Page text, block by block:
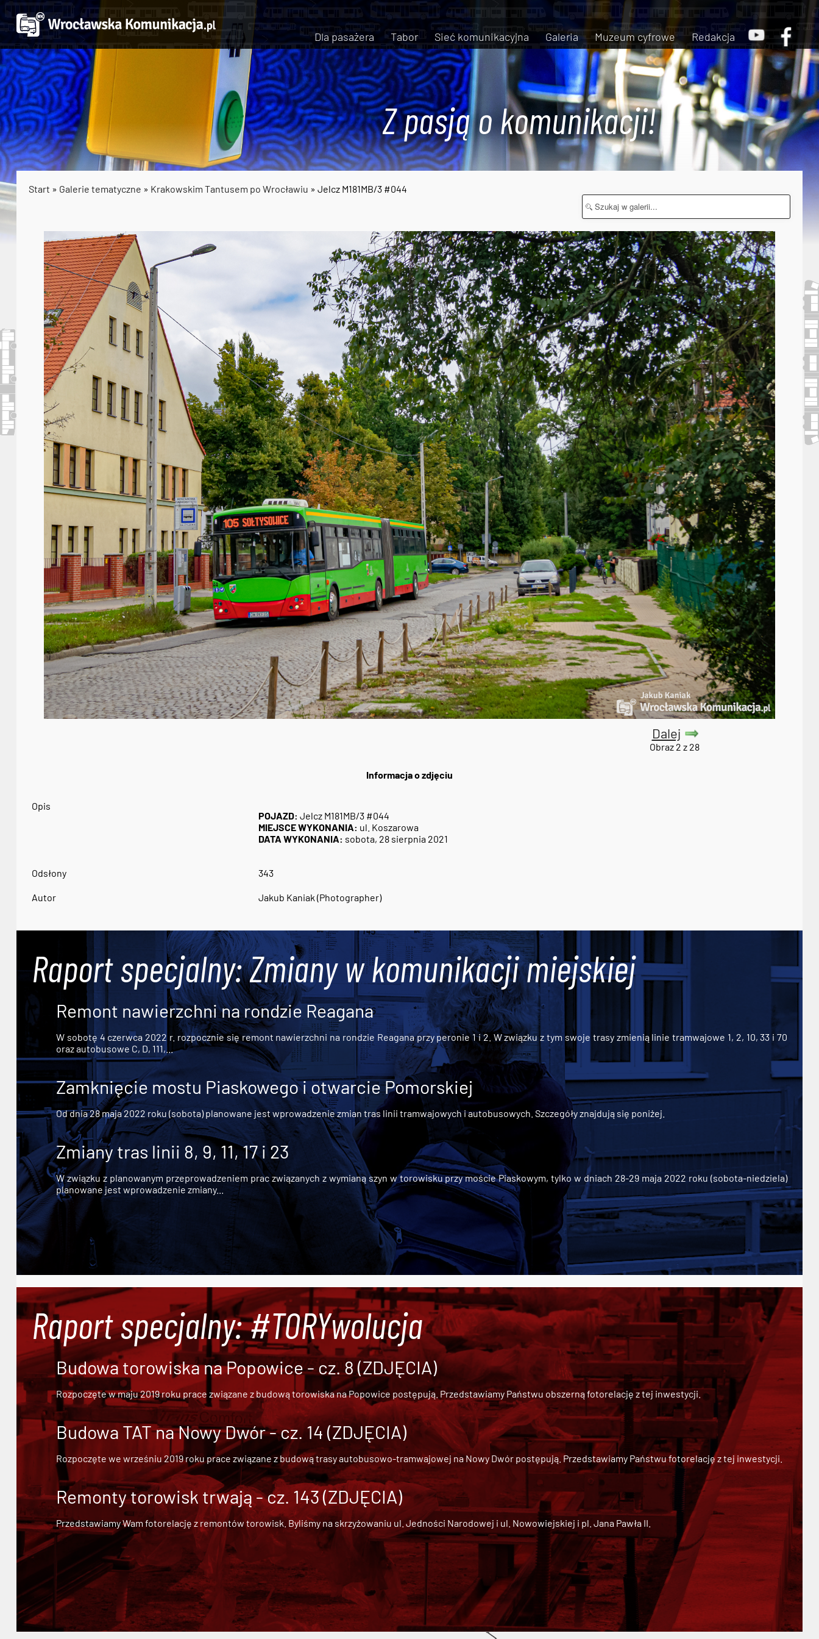
Dla pasażera Tabor Sieć komunikacyjna Galeria Muzeum cyfrowe Redakcja
Z pasją o komunikacji!
Start » Galerie tematyczne » Krakowskim Tantusem po Wrocławiu » Jelcz M181MB/3 #044
Dalej
Obraz 2 z 28
Informacja o zdjęciu
Opis
POJAZD: Jelcz M181MB/3 #044
MIEJSCE WYKONANIA: ul. Koszarowa
DATA WYKONANIA: sobota, 28 sierpnia 2021
Odsłony 343
Autor Jakub Kaniak (Photographer)
Raport specjalny: Zmiany w komunikacji miejskiej
Remont nawierzchni na rondzie Reagana
W sobotę 4 czerwca 2022 r. rozpocznie się remont nawierzchni na rondzie Reagana przy peronie 1 i 2. W związku z tym swoje trasy zmienią linie tramwajowe 1, 2, 10, 33 i 70
oraz autobusowe C, D, 111,...
Zamknięcie mostu Piaskowego i otwarcie Pomorskiej
Od dnia 28 maja 2022 roku (sobota) planowane jest wprowadzenie zmian tras linii tramwajowych i autobusowych. Szczegóły znajdują się poniżej.
Zmiany tras linii 8, 9, 11, 17 i 23
W związku z planowanym przeprowadzeniem prac związanych z wymianą szyn w torowisku przy moście Piaskowym, tylko w dniach 28-29 maja 2022 roku (sobota-niedziela)
planowane jest wprowadzenie zmiany...
Raport specjalny: #TORYwolucja
Budowa torowiska na Popowice - cz. 8 (ZDJĘCIA)
Rozpoczęte w maju 2019 roku prace związane z budową torowiska na Popowice postępują. Przedstawiamy Państwu obszerną fotorelację z tej inwestycji.
Budowa TAT na Nowy Dwór - cz. 14 (ZDJĘCIA)
Rozpoczęte we wrześniu 2019 roku prace związane zbudową trasy autobusowo-tramwajowej na Nowy Dwórpostępują. Przedstawiamy Państwu fotorelację z tej inwestycji.
Remonty torowisk trwają - cz. 143 (ZDJĘCIA)
Przedstawiamy Wam fotorelację z remontów torowisk. Byliśmy na skrzyżowaniu ul. Jedności Narodowej i ul. Nowowiejskiej i pl. Jana Pawła II.